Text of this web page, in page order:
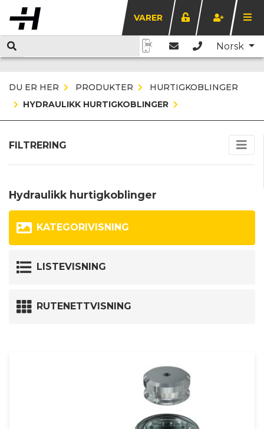
VARER
Norsk
DU ER HER PRODUKTER
HURTIGKOBLINGER
HYDRAULIKK HURTIGKOBLINGER
FILTRERING
Hydraulikk hurtigkoblinger
KATEGORIVISNING
LISTEVISNING
RUTENETTVISNING